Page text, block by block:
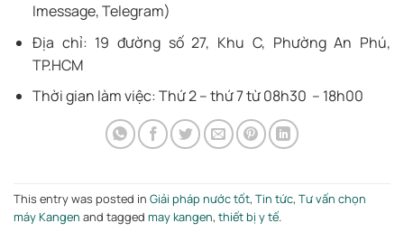
Imessage, Telegram)
Địa chỉ: 19 đường số 27, Khu C, Phường An Phú,
TP.HCM
Thời gian làm việc: Thứ 2 – thứ 7 từ 08h30 – 18h00
This entry was posted in Giải pháp nước tốt, Tin tức, Tư vấn chọn
máy Kangen and tagged may kangen, thiết bị y tế.